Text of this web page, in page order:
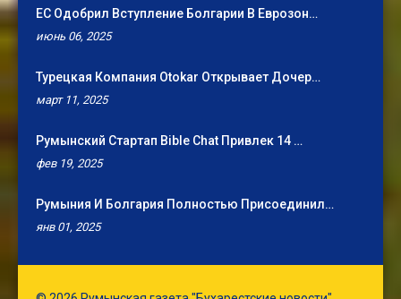
ЕС Одобрил Вступление Болгарии В Еврозон…
июнь 06, 2025
Турецкая Компания Otokar Открывает Дочер…
март 11, 2025
Румынский Стартап Bible Chat Привлек 14 …
фев 19, 2025
Румыния И Болгария Полностью Присоединил…
янв 01, 2025